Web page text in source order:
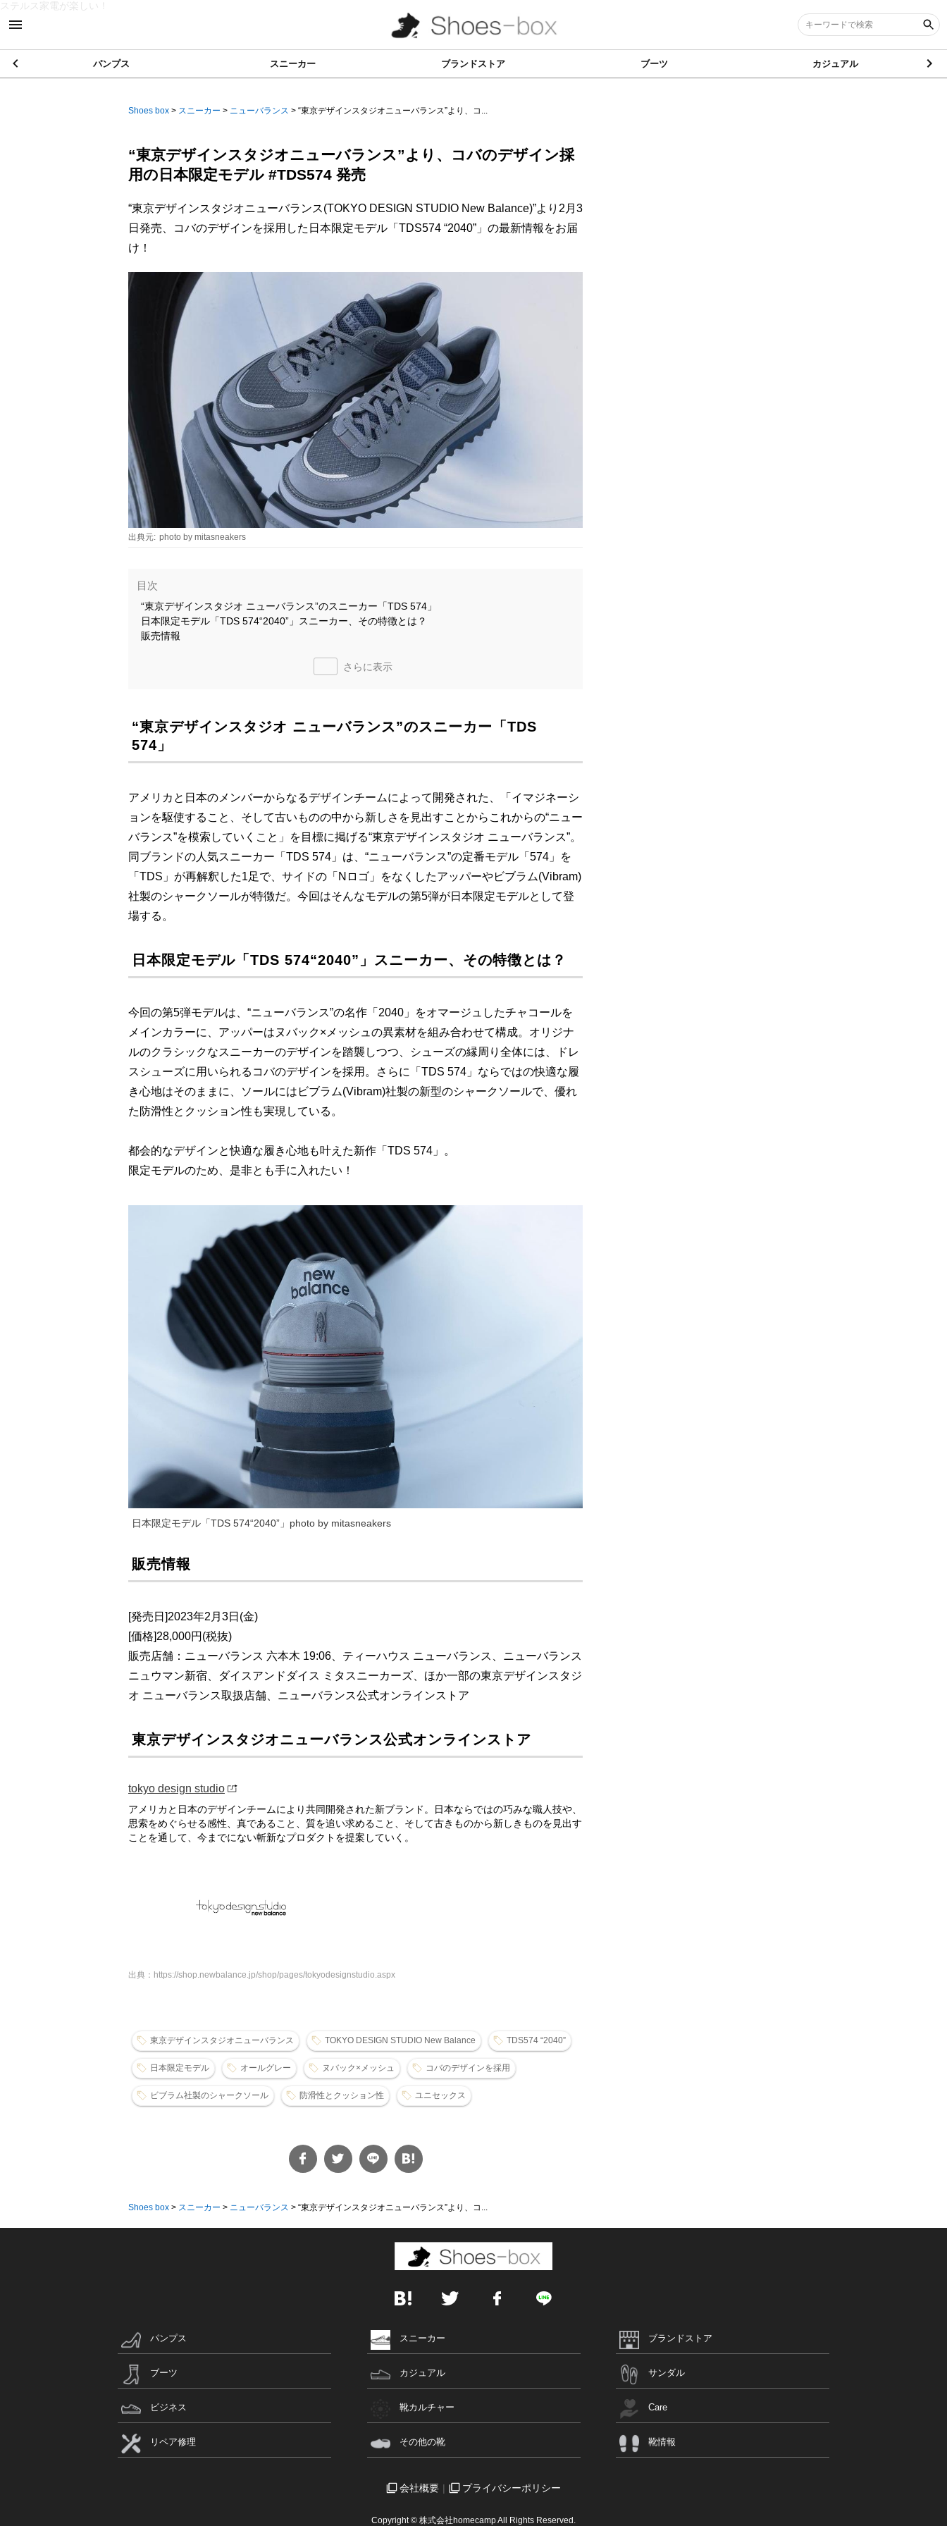
ステルス家電が楽しい！
パンプス スニーカー ブランドストア ブーツ カジュアル
Shoes box > スニーカー > ニューバランス > “東京デザインスタジオニューバランス”より、コ...
“東京デザインスタジオニューバランス”より、コバのデザイン採
用の日本限定モデル #TDS574 発売
“東京デザインスタジオニューバランス(TOKYO DESIGN STUDIO New Balance)”より2月3
日発売、コバのデザインを採用した日本限定モデル「TDS574 “2040”」の最新情報をお届
け！
出典元: photo by mitasneakers
目次
“東京デザインスタジオ ニューバランス”のスニーカー「TDS 574」
日本限定モデル「TDS 574“2040”」スニーカー、その特徴とは？
販売情報
さらに表示
“東京デザインスタジオ ニューバランス”のスニーカー「TDS
574」
アメリカと日本のメンバーからなるデザインチームによって開発された、「イマジネーシ
ョンを駆使すること、そして古いものの中から新しさを見出すことからこれからの“ニュー
バランス”を模索していくこと」を目標に掲げる“東京デザインスタジオ ニューバランス”。
同ブランドの人気スニーカー「TDS 574」は、“ニューバランス”の定番モデル「574」を
「TDS」が再解釈した1足で、サイドの「Nロゴ」をなくしたアッパーやビブラム(Vibram)
社製のシャークソールが特徴だ。今回はそんなモデルの第5弾が日本限定モデルとして登
場する。
日本限定モデル「TDS 574“2040”」スニーカー、その特徴とは？
今回の第5弾モデルは、“ニューバランス”の名作「2040」をオマージュしたチャコールを
メインカラーに、アッパーはヌバック×メッシュの異素材を組み合わせて構成。オリジナ
ルのクラシックなスニーカーのデザインを踏襲しつつ、シューズの縁周り全体には、ドレ
スシューズに用いられるコバのデザインを採用。さらに「TDS 574」ならではの快適な履
き心地はそのままに、ソールにはビブラム(Vibram)社製の新型のシャークソールで、優れ
た防滑性とクッション性も実現している。
都会的なデザインと快適な履き心地も叶えた新作「TDS 574」。
限定モデルのため、是非とも手に入れたい！
日本限定モデル「TDS 574“2040”」photo by mitasneakers
販売情報
[発売日]2023年2月3日(金)
[価格]28,000円(税抜)
販売店舗：ニューバランス 六本木 19:06、ティーハウス ニューバランス、ニューバランス
ニュウマン新宿、ダイスアンドダイス ミタスニーカーズ、ほか一部の東京デザインスタジ
オ ニューバランス取扱店舗、ニューバランス公式オンラインストア
東京デザインスタジオニューバランス公式オンラインストア
tokyo design studio
アメリカと日本のデザインチームにより共同開発された新ブランド。日本ならではの巧みな職人技や、
思索をめぐらせる感性、真であること、質を追い求めること、そして古きものから新しきものを見出す
ことを通して、今までにない斬新なプロダクトを提案していく。
出典：https://shop.newbalance.jp/shop/pages/tokyodesignstudio.aspx
東京デザインスタジオニューバランス TOKYO DESIGN STUDIO New Balance TDS574 “2040”
日本限定モデル オールグレー ヌバック×メッシュ コバのデザインを採用
ビブラム社製のシャークソール 防滑性とクッション性 ユニセックス
Shoes box > スニーカー > ニューバランス > “東京デザインスタジオニューバランス”より、コ...
パンプス スニーカー ブランドストア
ブーツ カジュアル サンダル
ビジネス 靴カルチャー Care
リペア修理 その他の靴 靴情報
会社概要 プライバシーポリシー
Copyright © 株式会社homecamp All Rights Reserved.